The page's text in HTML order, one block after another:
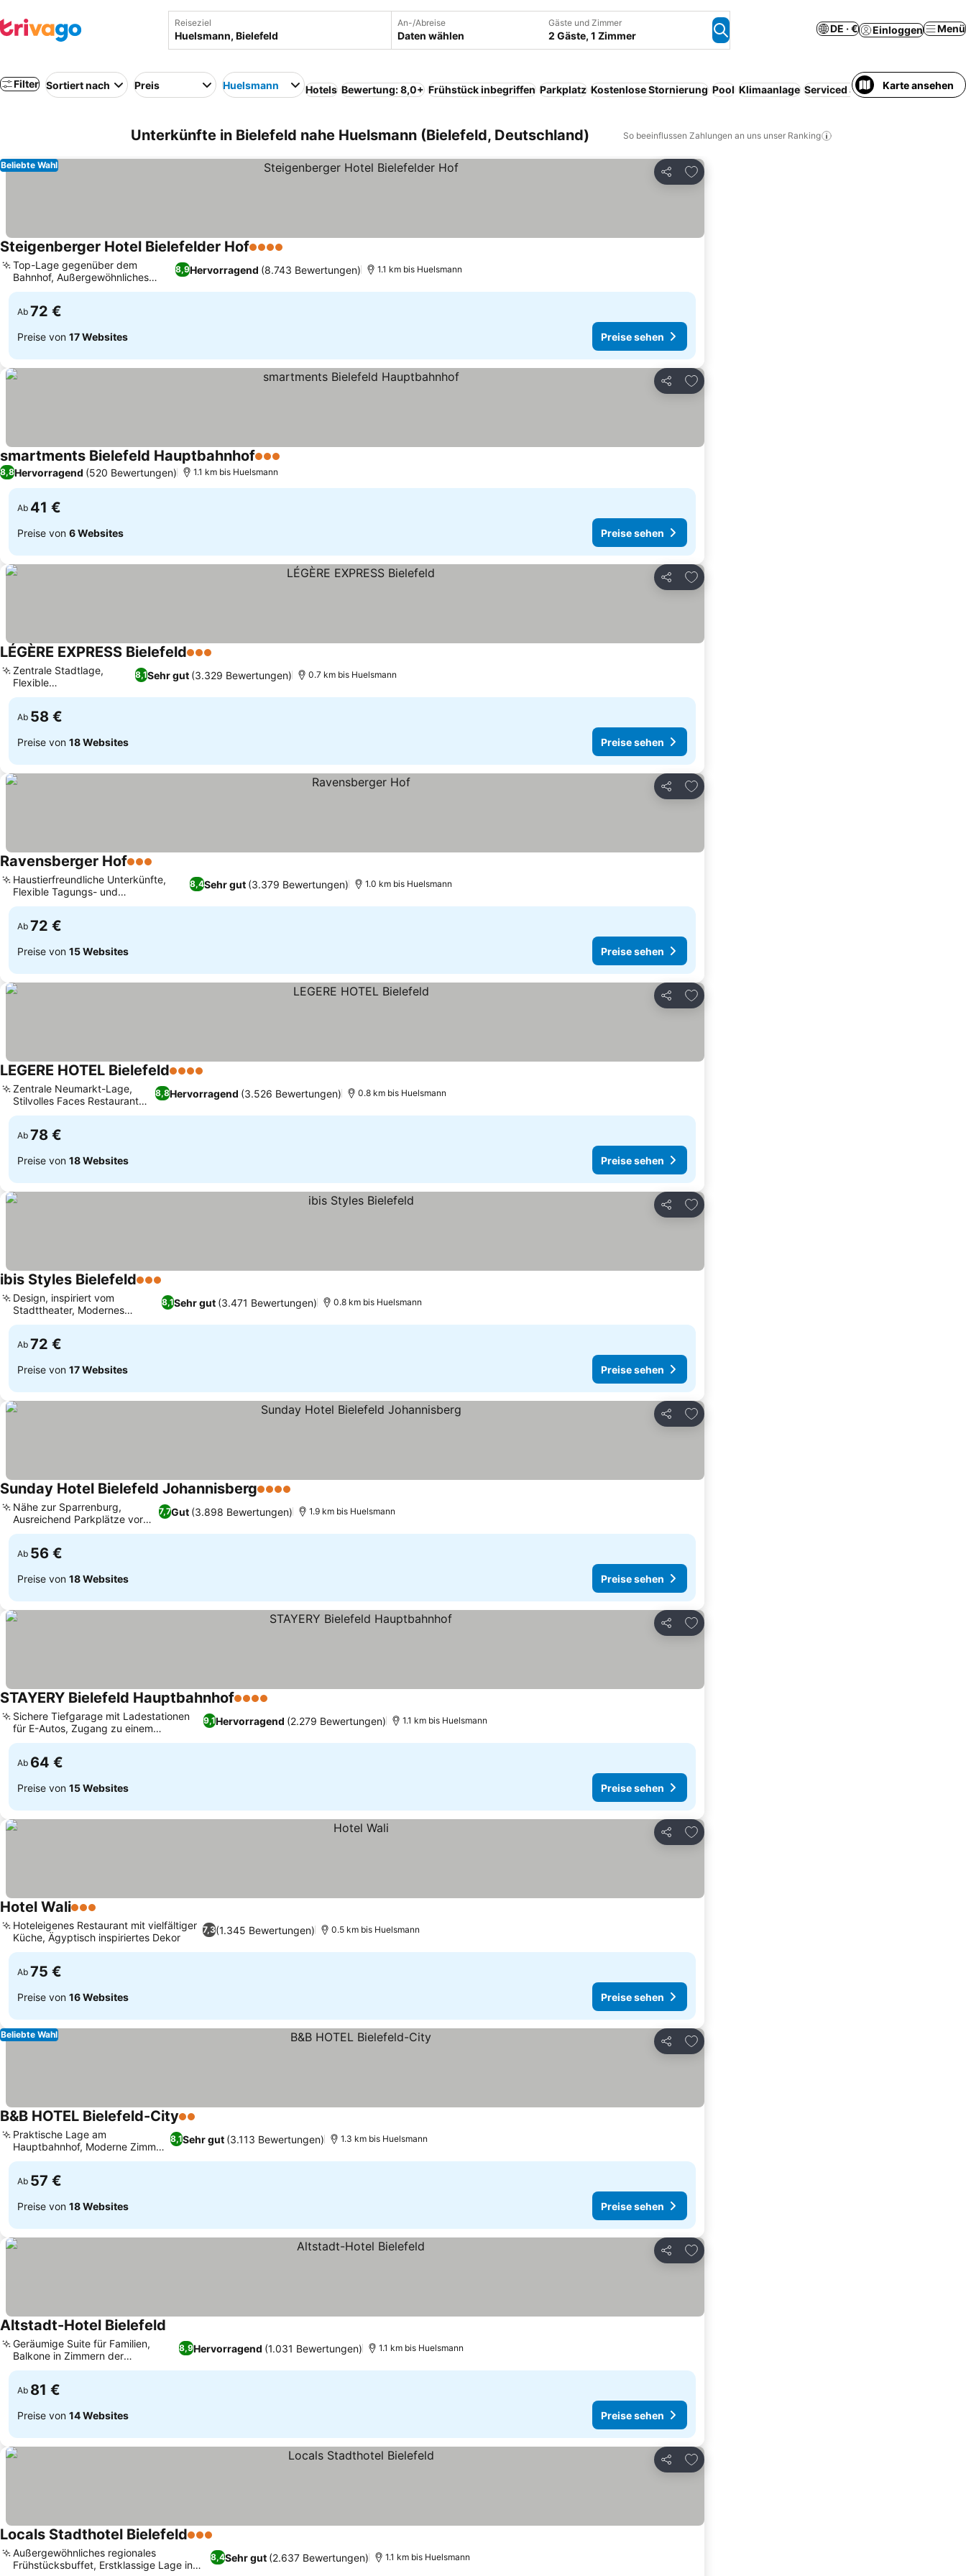
Reiseziel An-/Abreise
Daten wählen
Gäste und Zimmer
2 Gäste, 1 Zimmer
DE · € Einloggen Menü
Filter Sortiert nach Preis Huelsmann Hotels Bewertung: 8,0+ Frühstück inbegriffen Parkplatz Kostenlose Stornierung Pool Klimaanlage Serviced apartment Resort
Karte ansehen
Unterkünfte in Bielefeld nahe Huelsmann (Bielefeld, Deutschland) So beeinflussen Zahlungen an uns unser Ranking
Teilen
Zu Favoriten hinzufügen
Beliebte Wahl
Steigenberger Hotel Bielefelder Hof4 Sterne
8,9Hervorragend (8.743 Bewertungen)
Top-Lage gegenüber dem
Bahnhof, Außergewöhnliches
Frühstücksbuffet
1.1 km bis Huelsmann
Ab 72 €
Preise von 17 Websites Preise sehen
Teilen
Zu Favoriten hinzufügen
smartments Bielefeld Hauptbahnhof3 Sterne
8,8Hervorragend (520 Bewertungen) 1.1 km bis Huelsmann
Ab 41 €
Preise von 6 Websites Preise sehen
Teilen
Zu Favoriten hinzufügen
LÉGÈRE EXPRESS Bielefeld3 Sterne
8,1Sehr gut (3.329 Bewertungen)
Zentrale Stadtlage,
Flexible
Zimmerkategorien
0.7 km bis Huelsmann
Ab 58 €
Preise von 18 Websites Preise sehen
Teilen
Zu Favoriten hinzufügen
Ravensberger Hof3 Sterne
8,4Sehr gut (3.379 Bewertungen)
Haustierfreundliche Unterkünfte,
Flexible Tagungs- und
Veranstaltungsräume
1.0 km bis Huelsmann
Ab 72 €
Preise von 15 Websites Preise sehen
Teilen
Zu Favoriten hinzufügen
LEGERE HOTEL Bielefeld4 Sterne
8,8Hervorragend (3.526 Bewertungen)
Zentrale Neumarkt-Lage,
Stilvolles Faces Restaurant
und Bar
0.8 km bis Huelsmann
Ab 78 €
Preise von 18 Websites Preise sehen
Teilen
Zu Favoriten hinzufügen
ibis Styles Bielefeld3 Sterne
8,1Sehr gut (3.471 Bewertungen)
Design, inspiriert vom
Stadttheater, Modernes
Fitnesscenter
0.8 km bis Huelsmann
Ab 72 €
Preise von 17 Websites Preise sehen
Teilen
Zu Favoriten hinzufügen
Sunday Hotel Bielefeld Johannisberg4 Sterne
7,7Gut (3.898 Bewertungen)
Nähe zur Sparrenburg,
Ausreichend Parkplätze vor
Ort
1.9 km bis Huelsmann
Ab 56 €
Preise von 18 Websites Preise sehen
Teilen
Zu Favoriten hinzufügen
STAYERY Bielefeld Hauptbahnhof4 Sterne
9,1Hervorragend (2.279 Bewertungen)
Sichere Tiefgarage mit Ladestationen
für E-Autos, Zugang zu einem
modernen Fitnesscenter
1.1 km bis Huelsmann
Ab 64 €
Preise von 15 Websites Preise sehen
Teilen
Zu Favoriten hinzufügen
Hotel Wali3 Sterne
7,3(1.345 Bewertungen)
Hoteleigenes Restaurant mit vielfältiger
Küche, Ägyptisch inspiriertes Dekor
0.5 km bis Huelsmann
Ab 75 €
Preise von 16 Websites Preise sehen
Teilen
Zu Favoriten hinzufügen
Beliebte Wahl
B&B HOTEL Bielefeld-City2 Sterne
8,1Sehr gut (3.113 Bewertungen)
Praktische Lage am
Hauptbahnhof, Moderne Zimmer
mit Sky TV
1.3 km bis Huelsmann
Ab 57 €
Preise von 18 Websites Preise sehen
Teilen
Zu Favoriten hinzufügen
Altstadt-Hotel Bielefeld
8,9Hervorragend (1.031 Bewertungen)
Geräumige Suite für Familien,
Balkone in Zimmern der
gehobenen Kategorie
1.1 km bis Huelsmann
Ab 81 €
Preise von 14 Websites Preise sehen
Teilen
Zu Favoriten hinzufügen
Locals Stadthotel Bielefeld3 Sterne
8,4Sehr gut (2.637 Bewertungen)
Außergewöhnliches regionales
Frühstücksbuffet, Erstklassige Lage in
1.1 km bis Huelsmann